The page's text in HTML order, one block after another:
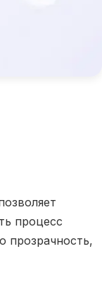
процесс
прозрачность,